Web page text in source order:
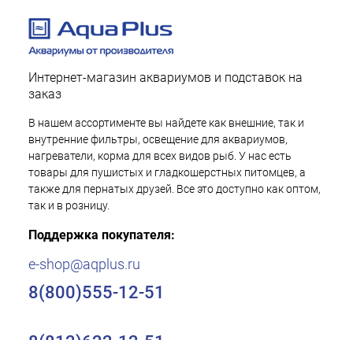
Интернет-магазин аквариумов и подставок на
заказ
В нашем ассортименте вы найдете как внешние, так и
внутренние фильтры, освещение для аквариумов,
нагреватели, корма для всех видов рыб. У нас есть
товары для пушистых и гладкошерстных питомцев, а
также для пернатых друзей. Все это доступно как оптом,
так и в розницу.
Поддержка покупателя:
e-shop@aqplus.ru
8(800)555-12-51